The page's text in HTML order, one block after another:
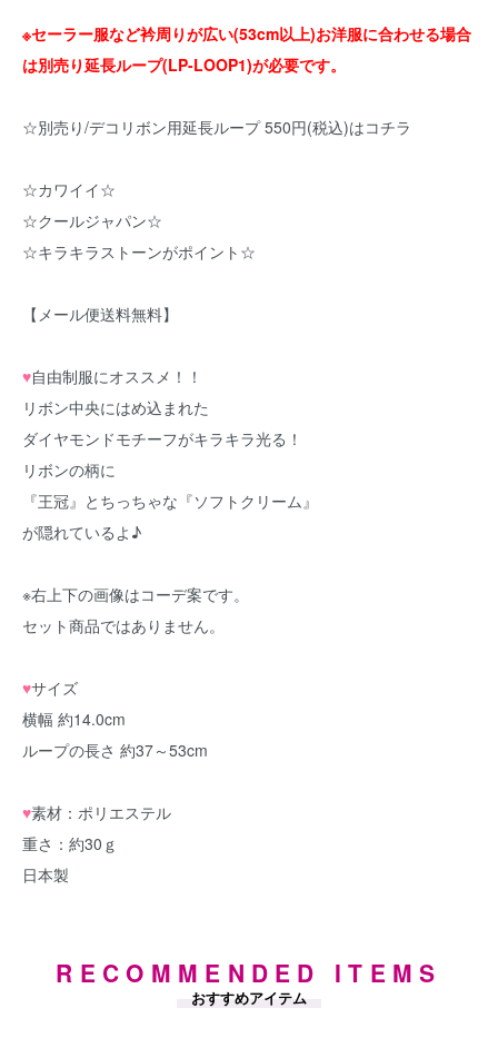
※セーラー服など衿周りが広い(53cm以上)お洋服に合わせる場合
は別売り延長ループ(LP-LOOP1)が必要です。
☆別売り/デコリボン用延長ループ 550円(税込)はコチラ
☆カワイイ☆
☆クールジャパン☆
☆キラキラストーンがポイント☆
【メール便送料無料】
♥自由制服にオススメ！！
リボン中央にはめ込まれた
ダイヤモンドモチーフがキラキラ光る！
リボンの柄に
『王冠』とちっちゃな『ソフトクリーム』
が隠れているよ♪
※右上下の画像はコーデ案です。
セット商品ではありません。
♥サイズ
横幅 約14.0cm
ループの長さ 約37～53cm
♥素材：ポリエステル
重さ：約30ｇ
日本製
RECOMMENDED ITEMS
おすすめアイテム